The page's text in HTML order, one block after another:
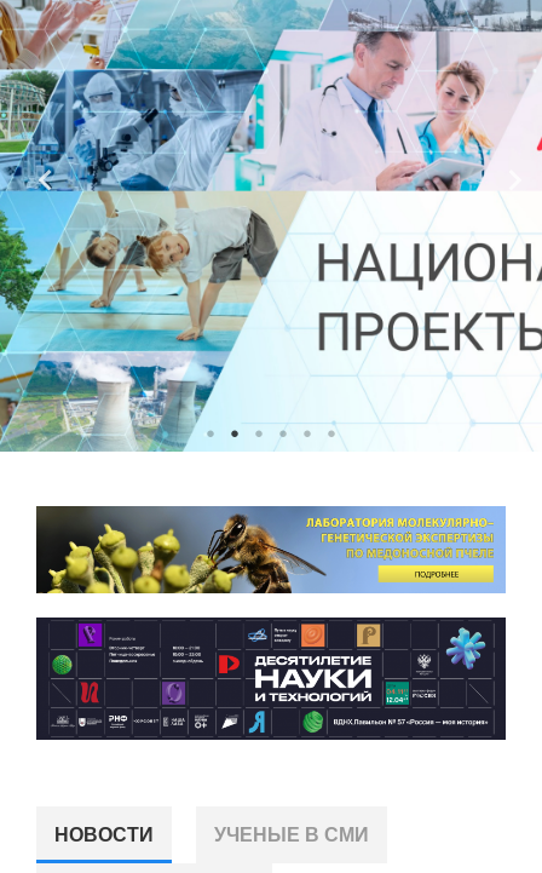
НОВОСТИ УЧЕНЫЕ В СМИ